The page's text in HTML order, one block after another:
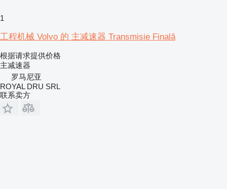
1
工程机械 Volvo 的 主减速器 Transmisie Finală
根据请求提供价格
主减速器
罗马尼亚
ROYAL DRU SRL
联系卖方